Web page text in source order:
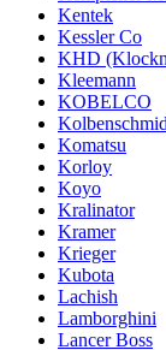
Kentek
Kessler Co
KHD
Kleemann
KOBELCO
Komatsu
Korloy
Koyo
Kralinator
Kramer
Krieger
Kubota
Lachish
Lamborghini
Lancer Boss